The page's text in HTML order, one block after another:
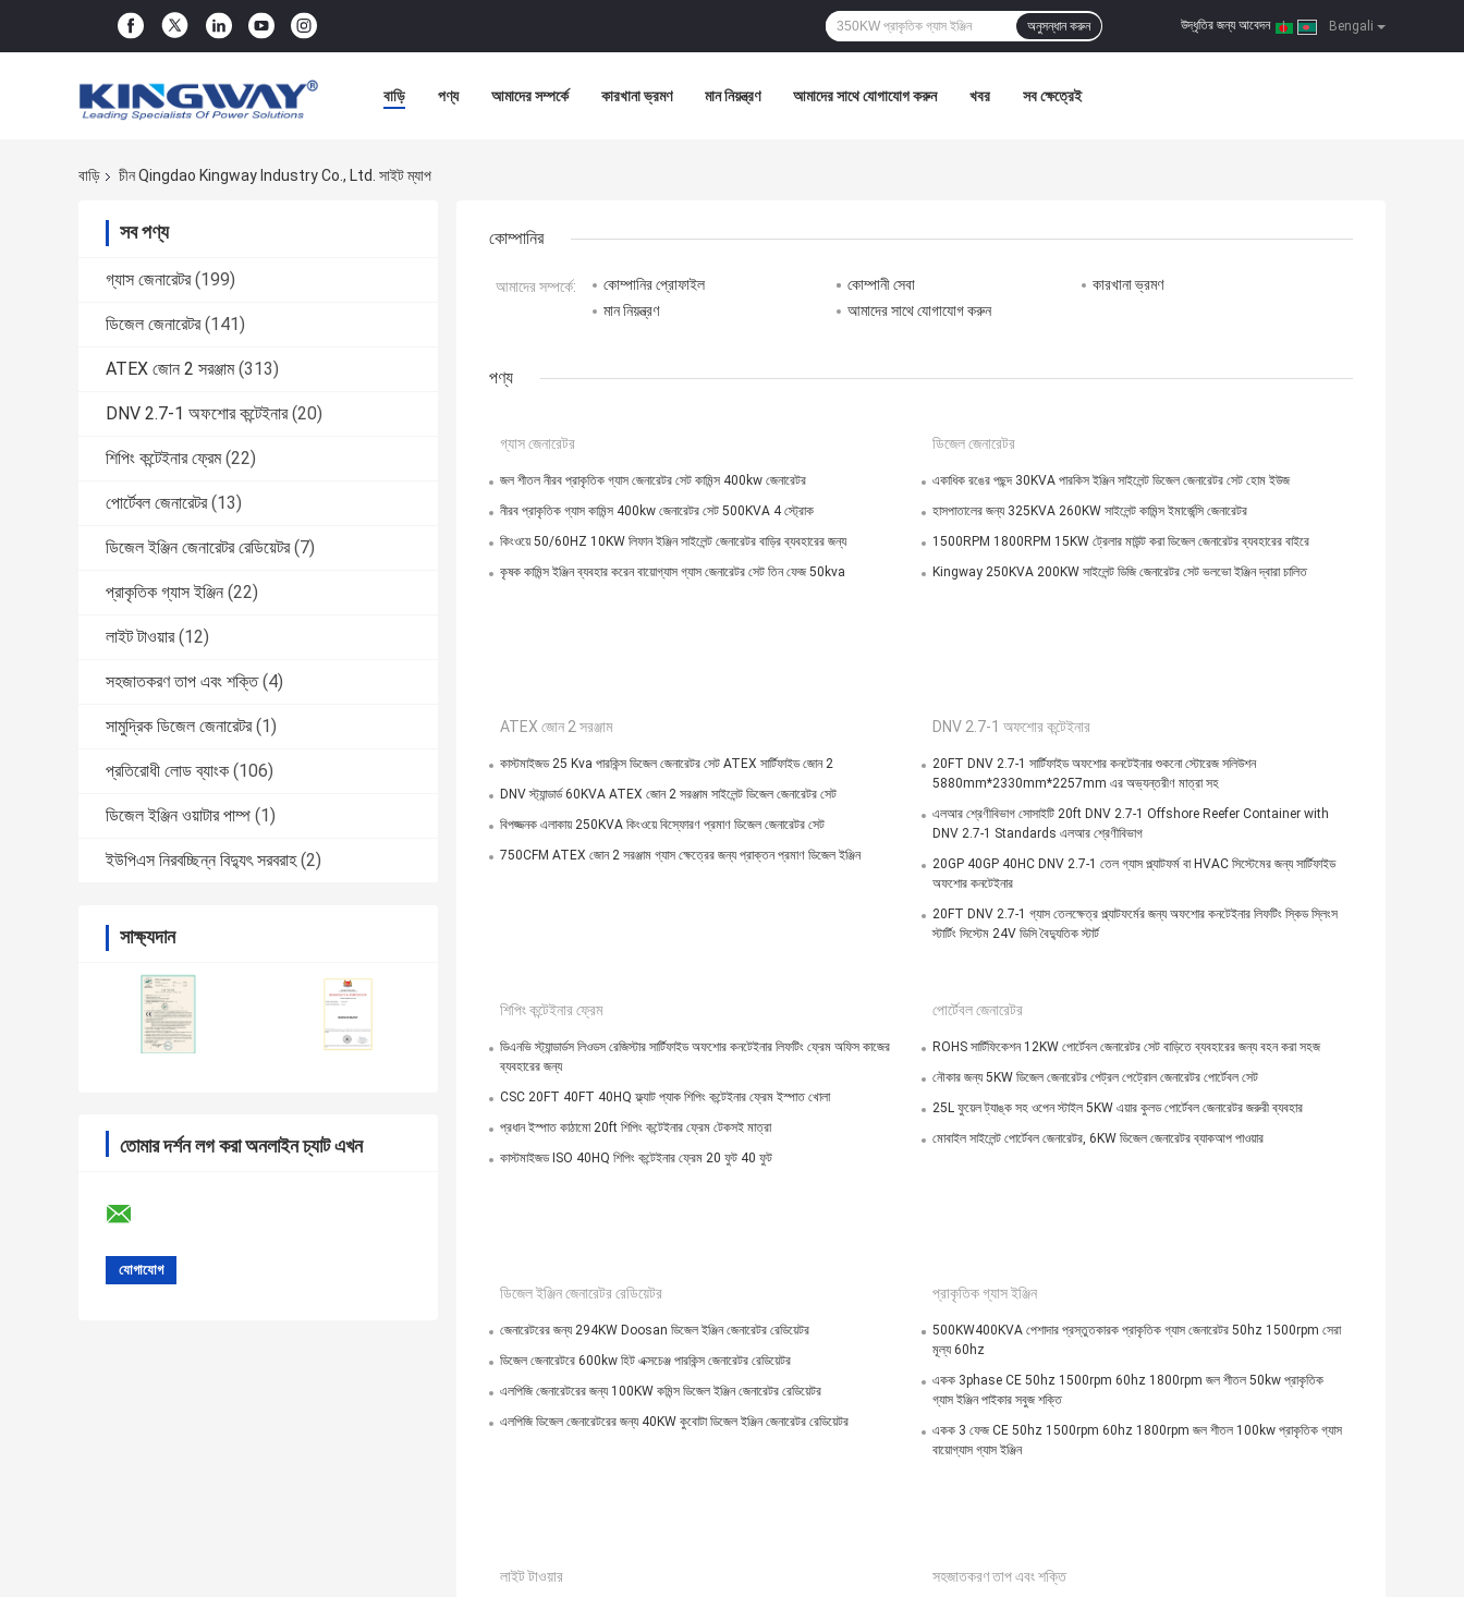
Bengali
উদ্ধৃতির জন্য আবেদন |
অনুসন্ধান করুন
বাড়ি পণ্য আমাদের সম্পর্কে কারখানা ভ্রমণ মান নিয়ন্ত্রণ আমাদের সাথে যোগাযোগ করুন খবর সব ক্ষেত্রেই
বাড়ি চীন Qingdao Kingway Industry Co., Ltd. সাইট ম্যাপ
সব পণ্য
গ্যাস জেনারেটর (199)
ডিজেল জেনারেটর (141)
ATEX জোন 2 সরঞ্জাম (313)
DNV 2.7-1 অফশোর কন্টেইনার (20)
শিপিং কন্টেইনার ফ্রেম (22)
পোর্টেবল জেনারেটর (13)
ডিজেল ইঞ্জিন জেনারেটর রেডিয়েটর (7)
প্রাকৃতিক গ্যাস ইঞ্জিন (22)
লাইট টাওয়ার (12)
সহজাতকরণ তাপ এবং শক্তি (4)
সামুদ্রিক ডিজেল জেনারেটর (1)
প্রতিরোধী লোড ব্যাংক (106)
ডিজেল ইঞ্জিন ওয়াটার পাম্প (1)
ইউপিএস নিরবচ্ছিন্ন বিদ্যুৎ সরবরাহ (2)
সাক্ষ্যদান
তোমার দর্শন লগ করা অনলাইন চ্যাট এখন
কোম্পানির
আমাদের সম্পর্কে: কোম্পানির প্রোফাইল কোম্পানী সেবা
কারখানা ভ্রমণ
মান নিয়ন্ত্রণ
আমাদের সাথে যোগাযোগ করুন
পণ্য
গ্যাস জেনারেটর
জল শীতল নীরব প্রাকৃতিক গ্যাস জেনারেটর সেট কামিন্স 400kw জেনারেটর
নীরব প্রাকৃতিক গ্যাস কামিন্স 400kw জেনারেটর সেট 500KVA 4 স্ট্রোক
কিংওয়ে 50/60HZ 10KW লিফান ইঞ্জিন সাইলেন্ট জেনারেটর বাড়ির ব্যবহারের জন্য
কৃষক কামিন্স ইঞ্জিন ব্যবহার করেন বায়োগ্যাস গ্যাস জেনারেটর সেট তিন ফেজ 50kva
ডিজেল জেনারেটর
একাধিক রঙের পছন্দ 30KVA পারকিস ইঞ্জিন সাইলেন্ট ডিজেল জেনারেটর সেট হোম ইউজ
হাসপাতালের জন্য 325KVA 260KW সাইলেন্ট কামিন্স ইমার্জেন্সি জেনারেটর
1500RPM 1800RPM 15KW ট্রেলার মাউন্ট করা ডিজেল জেনারেটর ব্যবহারের বাইরে
Kingway 250KVA 200KW সাইলেন্ট ডিজি জেনারেটর সেট ভলভো ইঞ্জিন দ্বারা চালিত
ATEX জোন 2 সরঞ্জাম
কাস্টমাইজড 25 Kva পারকিন্স ডিজেল জেনারেটর সেট ATEX সার্টিফাইড জোন 2
DNV স্ট্যান্ডার্ড 60KVA ATEX জোন 2 সরঞ্জাম সাইলেন্ট ডিজেল জেনারেটর সেট
বিপজ্জনক এলাকায় 250KVA কিংওয়ে বিস্ফোরণ প্রমাণ ডিজেল জেনারেটর সেট
750CFM ATEX জোন 2 সরঞ্জাম গ্যাস ক্ষেত্রের জন্য প্রাক্তন প্রমাণ ডিজেল ইঞ্জিন
DNV 2.7-1 অফশোর কন্টেইনার
20FT DNV 2.7-1 সার্টিফাইড অফশোর কনটেইনার শুকনো স্টোরেজ সলিউশন
5880mm*2330mm*2257mm এর অভ্যন্তরীণ মাত্রা সহ
এলআর শ্রেণীবিভাগ সোসাইটি 20ft DNV 2.7-1 Offshore Reefer Container with
DNV 2.7-1 Standards এলআর শ্রেণীবিভাগ
20GP 40GP 40HC DNV 2.7-1 তেল গ্যাস প্ল্যাটফর্ম বা HVAC সিস্টেমের জন্য সার্টিফাইড
অফশোর কনটেইনার
20FT DNV 2.7-1 গ্যাস তেলক্ষেত্র প্ল্যাটফর্মের জন্য অফশোর কনটেইনার লিফটিং স্কিড স্লিংস
স্টার্টিং সিস্টেম 24V ডিসি বৈদ্যুতিক স্টার্ট
শিপিং কন্টেইনার ফ্রেম
ডিএনভি স্ট্যান্ডার্ডস লিওডস রেজিস্টার সার্টিফাইড অফশোর কনটেইনার লিফটিং ফ্রেম অফিস কাজের
ব্যবহারের জন্য
CSC 20FT 40FT 40HQ ফ্ল্যাট প্যাক শিপিং কন্টেইনার ফ্রেম ইস্পাত খোলা
প্রধান ইস্পাত কাঠামো 20ft শিপিং কন্টেইনার ফ্রেম টেকসই মাত্রা
কাস্টমাইজড ISO 40HQ শিপিং কন্টেইনার ফ্রেম 20 ফুট 40 ফুট
পোর্টেবল জেনারেটর
ROHS সার্টিফিকেশন 12KW পোর্টেবল জেনারেটর সেট বাড়িতে ব্যবহারের জন্য বহন করা সহজ
নৌকার জন্য 5KW ডিজেল জেনারেটর পেট্রল পেট্রোল জেনারেটর পোর্টেবল সেট
25L ফুয়েল ট্যাঙ্ক সহ ওপেন স্টাইল 5KW এয়ার কুলড পোর্টেবল জেনারেটর জরুরী ব্যবহার
মোবাইল সাইলেন্ট পোর্টেবল জেনারেটর, 6KW ডিজেল জেনারেটর ব্যাকআপ পাওয়ার
ডিজেল ইঞ্জিন জেনারেটর রেডিয়েটর
জেনারেটরের জন্য 294KW Doosan ডিজেল ইঞ্জিন জেনারেটর রেডিয়েটর
ডিজেল জেনারেটরে 600kw হিট এক্সচেঞ্জ পারকিন্স জেনারেটর রেডিয়েটর
এলপিজি জেনারেটরের জন্য 100KW কমিন্স ডিজেল ইঞ্জিন জেনারেটর রেডিয়েটর
এলপিজি ডিজেল জেনারেটরের জন্য 40KW কুবোটা ডিজেল ইঞ্জিন জেনারেটর রেডিয়েটর
প্রাকৃতিক গ্যাস ইঞ্জিন
500KW400KVA পেশাদার প্রস্তুতকারক প্রাকৃতিক গ্যাস জেনারেটর 50hz 1500rpm সেরা
মূল্য 60hz
একক 3phase CE 50hz 1500rpm 60hz 1800rpm জল শীতল 50kw প্রাকৃতিক
গ্যাস ইঞ্জিন পাইকার সবুজ শক্তি
একক 3 ফেজ CE 50hz 1500rpm 60hz 1800rpm জল শীতল 100kw প্রাকৃতিক গ্যাস
বায়োগ্যাস গ্যাস ইঞ্জিন
লাইট টাওয়ার সহজাতকরণ তাপ এবং শক্তি